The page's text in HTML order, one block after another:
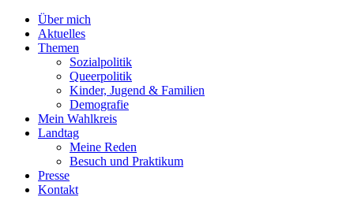
Über mich
Aktuelles
Themen
Sozialpolitik
Queerpolitik
Kinder, Jugend & Familien
Demografie
Mein Wahlkreis
Landtag
Meine Reden
Besuch und Praktikum
Presse
Kontakt